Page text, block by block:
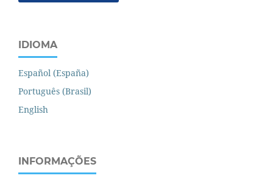
IDIOMA
Español (España)
Português (Brasil)
English
INFORMAÇÕES